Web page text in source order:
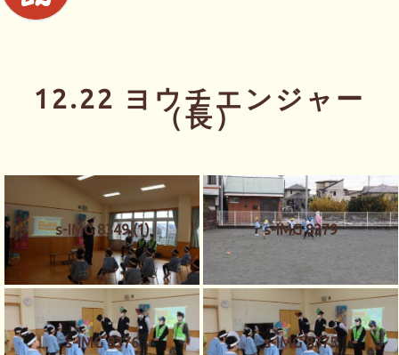
12.22 ヨウチエンジャー
（長）
s-IMG 8349 (1) s-IMG 8379
s-IMG 8376 s-IMG 8375